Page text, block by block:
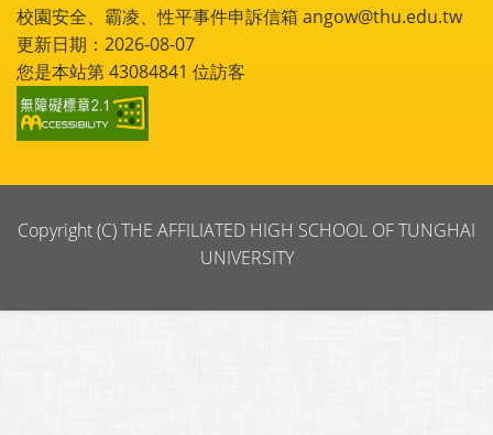
校園安全、霸凌、性平事件申訴信箱 angow@thu.edu.tw
更新日期：2026-08-07
您是本站第43084841 位訪客
Copyright (C) THE AFFILIATED HIGH SCHOOL OF TUNGHAI
UNIVERSITY